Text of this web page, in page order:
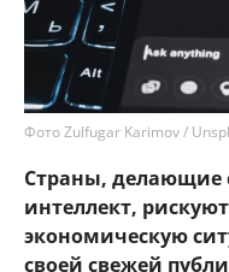
Фото Zulfugar Karimov /
Страны, делающие
интеллект,
экономическую
своей свежей